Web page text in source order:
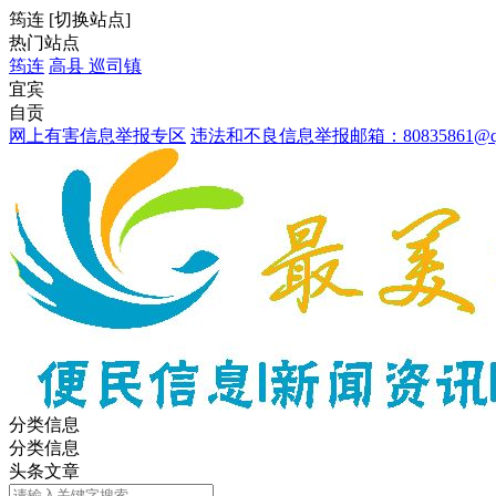
筠连 [切换站点]
热门站点
筠连 高县 巡司镇
宜宾
自贡
网上有害信息举报专区 违法和不良信息举报邮箱：
分类信息
分类信息
头条文章